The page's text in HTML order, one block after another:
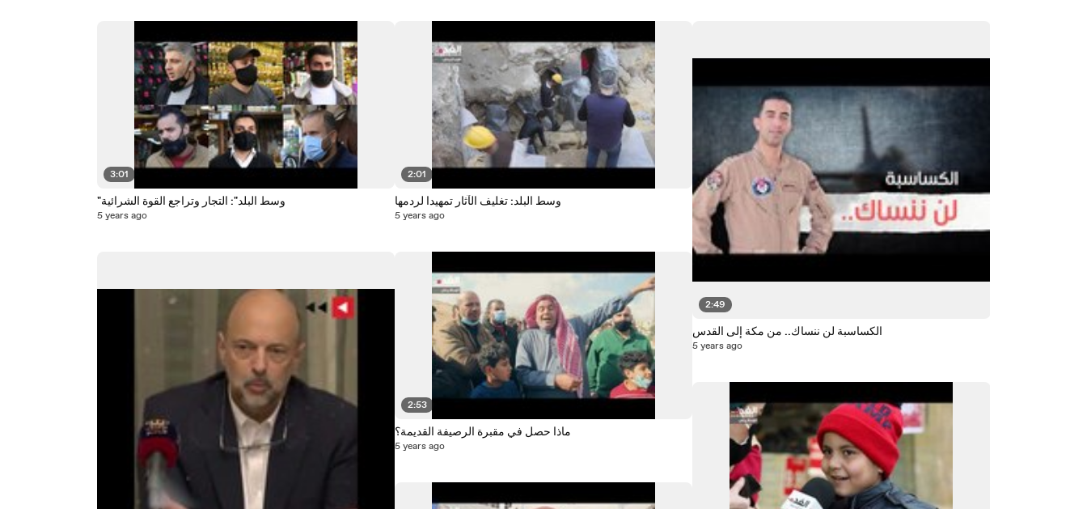
3:01
"وسط البلد": التجار وتراجع القوة الشرائية
5 years ago
2:01
وسط البلد: تغليف الآثار تمهيدا لردمها
5 years ago
2:53
ماذا حصل في مقبرة الرصيفة القديمة؟
5 years ago
2:49
الكساسبة لن ننساك.. من مكة إلى القدس
5 years ago